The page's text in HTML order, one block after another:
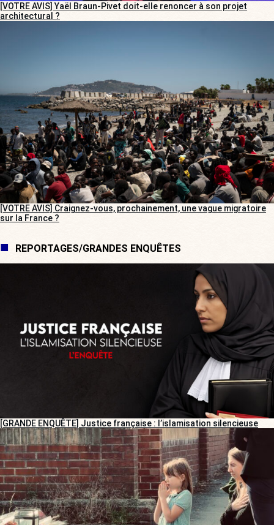
[VOTRE AVIS] Yaël Braun-Pivet doit-elle renoncer à son projet
architectural ?
[VOTRE AVIS] Craignez-vous, prochainement, une vague migratoire
sur la France ?
REPORTAGES/GRANDES ENQUÊTES
[GRANDE ENQUÊTE] Justice française : l’islamisation silencieuse